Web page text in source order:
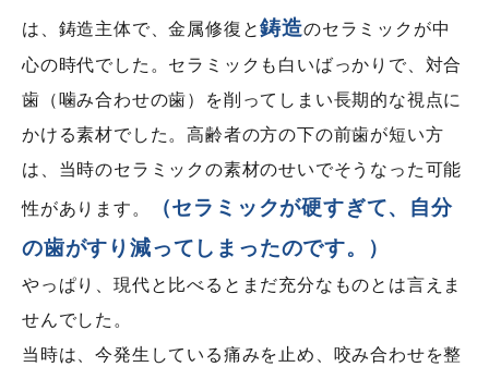
は、鋳造主体で、金属修復と鋳造のセラミックが中
心の時代でした。セラミックも白いばっかりで、対合
歯（噛み合わせの歯）を削ってしまい長期的な視点に
かける素材でした。高齢者の方の下の前歯が短い方
は、当時のセラミックの素材のせいでそうなった可能
性があります。
（セラミックが硬すぎて、自分
の歯がすり減ってしまったのです。）
やっぱり、現代と比べるとまだ充分なものとは言えま
せんでした。
当時は、今発生している痛みを止め、咬み合わせを整